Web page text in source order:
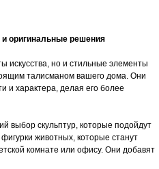
оригинальные решения
искусства, но и стильные элементы
талисманом вашего дома. Они
и характера, делая его более
выбор скульптур, которые подойдут
животных, которые станут
комнате или офису. Они добавят